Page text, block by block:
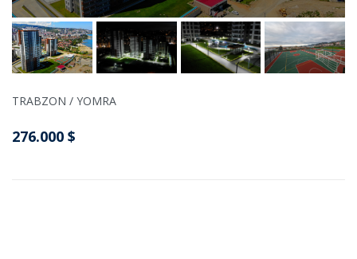
TRABZON / YOMRA
276.000 $